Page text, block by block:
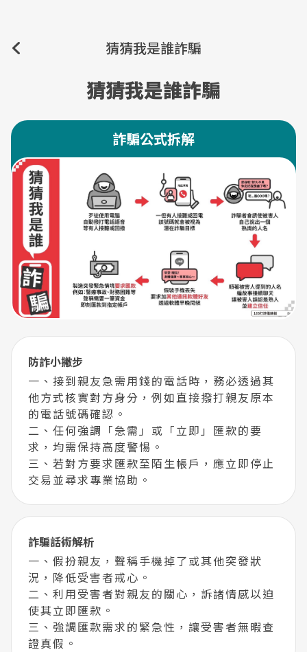
猜猜我是誰詐騙
猜猜我是誰詐騙
詐騙公式拆解
防詐小撇步
一、接到親友急需用錢的電話時，務必透過其
他方式核實對方身分，例如直接撥打親友原本
的電話號碼確認。
二、任何強調「急需」或「立即」匯款的要
求，均需保持高度警惕。
三、若對方要求匯款至陌生帳戶，應立即停止
交易並尋求專業協助。
詐騙話術解析
一、假扮親友，聲稱手機掉了或其他突發狀
況，降低受害者戒心。
二、利用受害者對親友的關心，訴諸情感以迫
使其立即匯款。
三、強調匯款需求的緊急性，讓受害者無暇查
證真假。